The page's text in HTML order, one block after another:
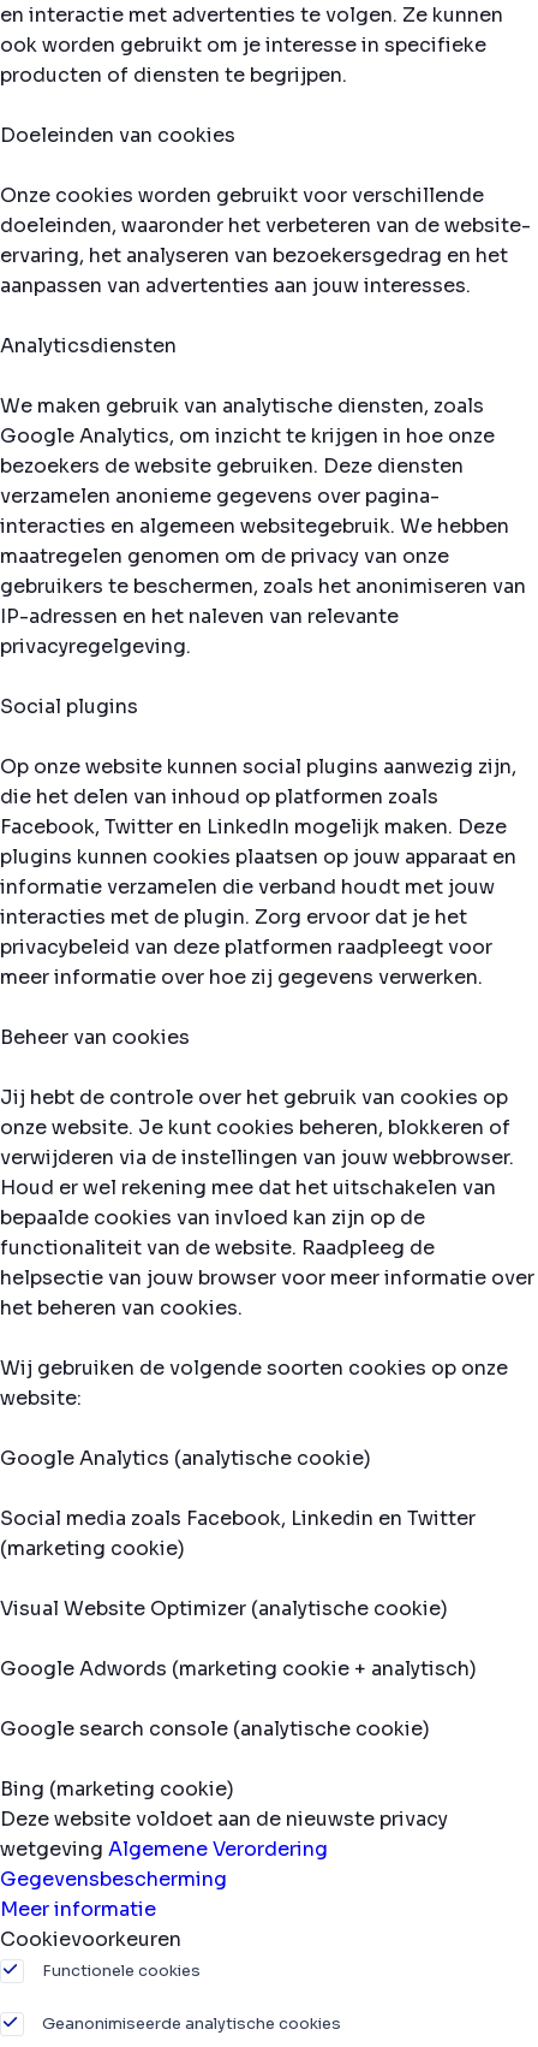
en interactie met advertenties te volgen. Ze kunnen
ook worden gebruikt om je interesse in specifieke
producten of diensten te begrijpen.
Doeleinden van cookies
Onze cookies worden gebruikt voor verschillende
doeleinden, waaronder het verbeteren van de website-
ervaring, het analyseren van bezoekersgedrag en het
aanpassen van advertenties aan jouw interesses.
Analyticsdiensten
We maken gebruik van analytische diensten, zoals
Google Analytics, om inzicht te krijgen in hoe onze
bezoekers de website gebruiken. Deze diensten
verzamelen anonieme gegevens over pagina-
interacties en algemeen websitegebruik. We hebben
maatregelen genomen om de privacy van onze
gebruikers te beschermen, zoals het anonimiseren van
IP-adressen en het naleven van relevante
privacyregelgeving.
Social plugins
Op onze website kunnen social plugins aanwezig zijn,
die het delen van inhoud op platformen zoals
Facebook, Twitter en LinkedIn mogelijk maken. Deze
plugins kunnen cookies plaatsen op jouw apparaat en
informatie verzamelen die verband houdt met jouw
interacties met de plugin. Zorg ervoor dat je het
privacybeleid van deze platformen raadpleegt voor
meer informatie over hoe zij gegevens verwerken.
Beheer van cookies
Jij hebt de controle over het gebruik van cookies op
onze website. Je kunt cookies beheren, blokkeren of
verwijderen via de instellingen van jouw webbrowser.
Houd er wel rekening mee dat het uitschakelen van
bepaalde cookies van invloed kan zijn op de
functionaliteit van de website. Raadpleeg de
helpsectie van jouw browser voor meer informatie over
het beheren van cookies.
Wij gebruiken de volgende soorten cookies op onze
website:
Google Analytics (analytische cookie)
Social media zoals Facebook, Linkedin en Twitter
(marketing cookie)
Visual Website Optimizer (analytische cookie)
Google Adwords (marketing cookie + analytisch)
Google search console (analytische cookie)
Bing (marketing cookie)
Deze website voldoet aan de nieuwste privacy
wetgeving Algemene Verordering
Gegevensbescherming
Meer informatie
Cookievoorkeuren
Functionele cookies
Geanonimiseerde analytische cookies